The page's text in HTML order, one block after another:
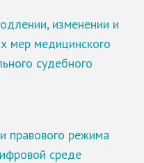
изменении и
мер медицинского
судебного
правового режима
среде